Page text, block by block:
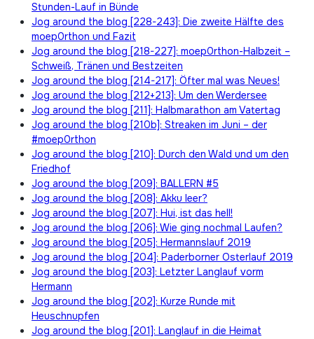
Stunden-Lauf in Bünde
Jog around the blog [228-243]: Die zweite Hälfte des
moep0rthon und Fazit
Jog around the blog [218-227]: moep0rthon-Halbzeit –
Schweiß, Tränen und Bestzeiten
Jog around the blog [214-217]: Öfter mal was Neues!
Jog around the blog [212+213]: Um den Werdersee
Jog around the blog [211]: Halbmarathon am Vatertag
Jog around the blog [210b]: Streaken im Juni – der
#moep0rthon
Jog around the blog [210]: Durch den Wald und um den
Friedhof
Jog around the blog [209]: BALLERN #5
Jog around the blog [208]: Akku leer?
Jog around the blog [207]: Hui, ist das hell!
Jog around the blog [206]: Wie ging nochmal Laufen?
Jog around the blog [205]: Hermannslauf 2019
Jog around the blog [204]: Paderborner Osterlauf 2019
Jog around the blog [203]: Letzter Langlauf vorm
Hermann
Jog around the blog [202]: Kurze Runde mit
Heuschnupfen
Jog around the blog [201]: Langlauf in die Heimat